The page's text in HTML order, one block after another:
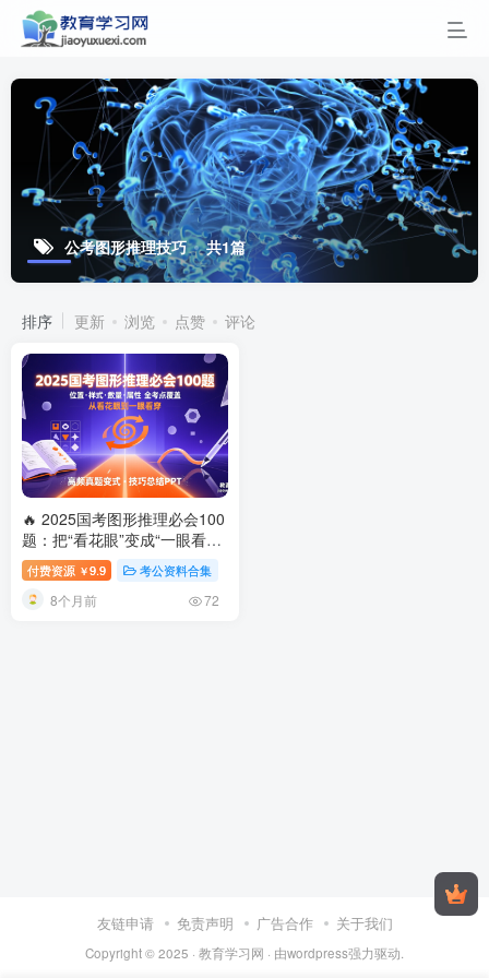
公考图形推理技巧 共1篇
排序 更新 浏览 点赞 评论
🔥 2025国考图形推理必会100
题：把“看花眼”变成“一眼看穿”
2025国考图形推理必会100题
付费资源 ￥9.9 考公资料合集
8个月前 72
友链申请 免责声明 广告合作 关于我们
Copyright © 2025 · 教育学习网 · 由wordpress强力驱动.